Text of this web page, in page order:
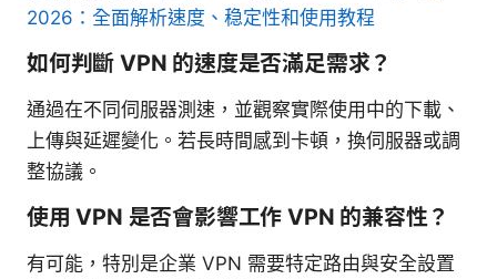
2026：全面解析速度、稳定性和使用教程
如何判斷 VPN 的速度是否滿足需求？
通過在不同伺服器測速，並觀察實際使用中的下載、
上傳與延遲變化。若長時間感到卡頓，換伺服器或調
整協議。
使用 VPN 是否會影響工作 VPN 的兼容性？
有可能，特別是企業 VPN 需要特定路由與安全設置